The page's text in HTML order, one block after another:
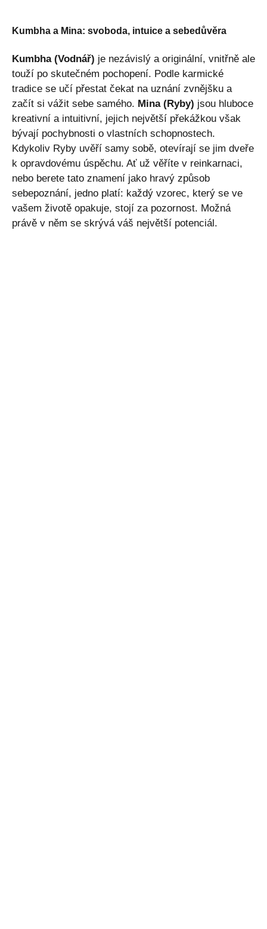
Kumbha a Mina: svoboda, intuice a sebedůvěra
Kumbha (Vodnář) je nezávislý a originální, vnitřně ale
touží po skutečném pochopení. Podle karmické
tradice se učí přestat čekat na uznání zvnějšku a
začít si vážit sebe samého. Mina (Ryby) jsou hluboce
kreativní a intuitivní, jejich největší překážkou však
bývají pochybnosti o vlastních schopnostech.
Kdykoliv Ryby uvěří samy sobě, otevírají se jim dveře
k opravdovému úspěchu. Ať už věříte v reinkarnaci,
nebo berete tato znamení jako hravý způsob
sebepoznání, jedno platí: každý vzorec, který se ve
vašem životě opakuje, stojí za pozornost. Možná
právě v něm se skrývá váš největší potenciál.